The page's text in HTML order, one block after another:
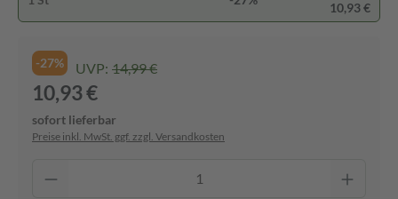
10,93 €
-27% UVP: 14,99 €
10,93 €
sofort lieferbar
Preise inkl. MwSt. ggf. zzgl. Versandkosten